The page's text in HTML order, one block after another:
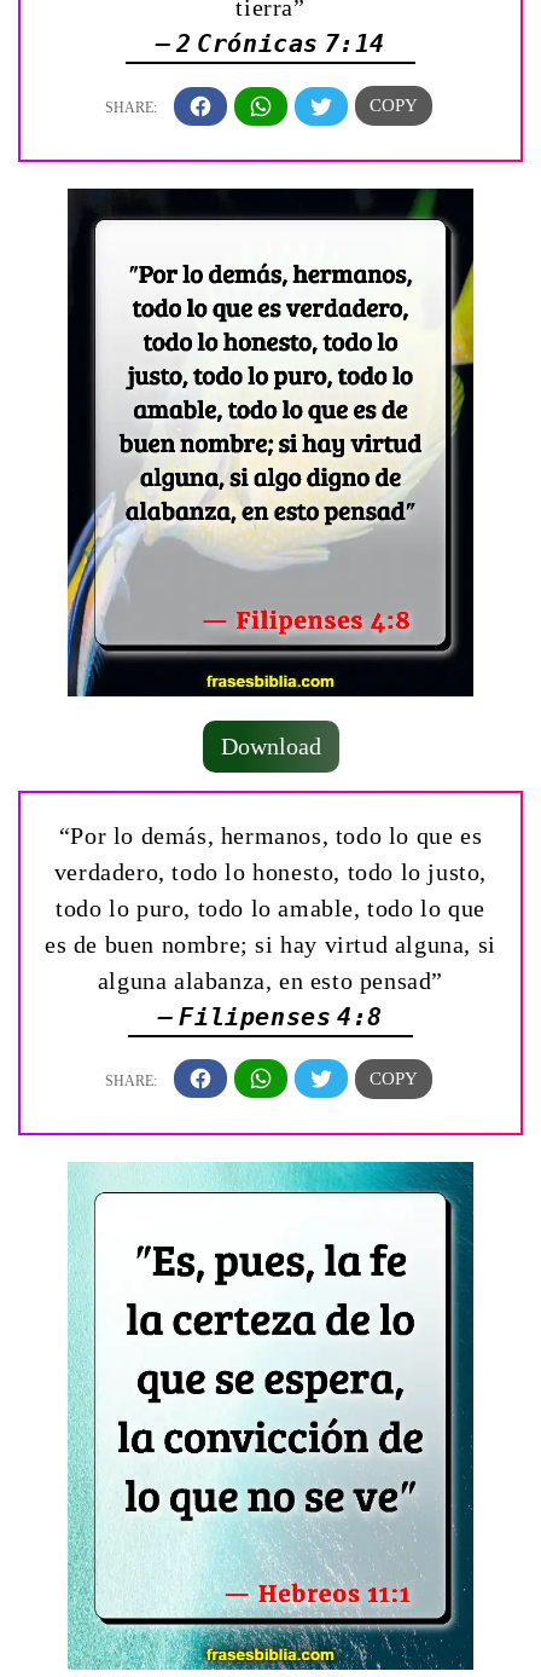
tierra”
— 2 Crónicas 7:14
Download
“Por lo demás, hermanos, todo lo que es
verdadero, todo lo honesto, todo lo justo,
todo lo puro, todo lo amable, todo lo que
es de buen nombre; si hay virtud alguna, si
alguna alabanza, en esto pensad”
— Filipenses 4:8